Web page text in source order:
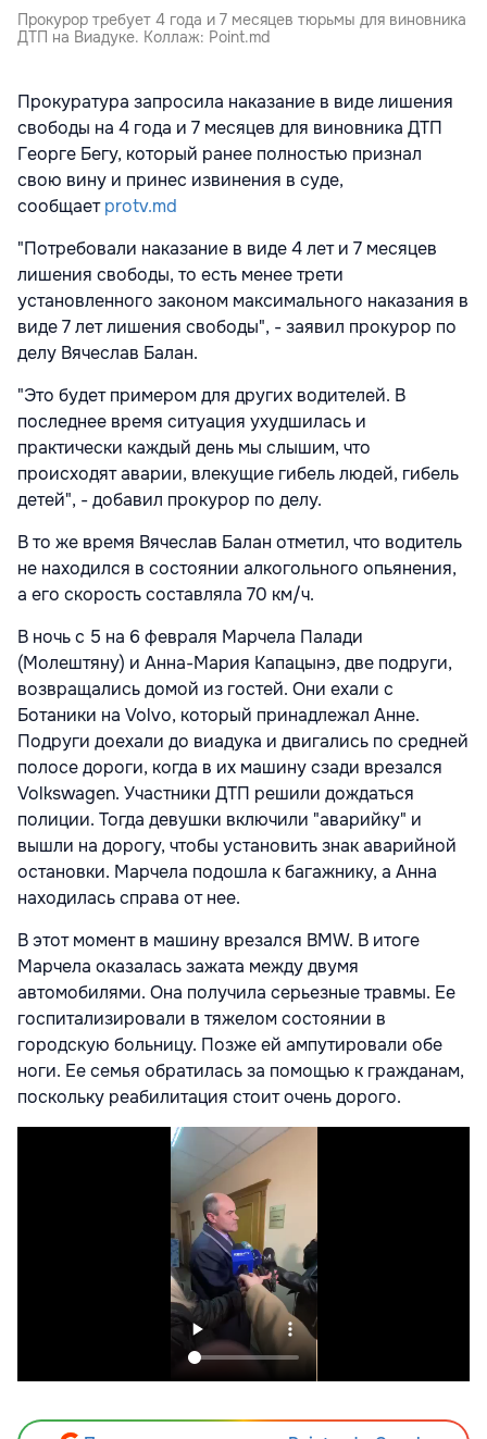
Прокурор требует 4 года и 7 месяцев тюрьмы для виновника
ДТП на Виадуке. Коллаж: Point.md
Прокуратура запросила наказание в виде лишения
свободы на 4 года и 7 месяцев для виновника ДТП
Георге Бегу, который ранее полностью признал
свою вину и принес извинения в суде,
сообщаетprotv.md
"Потребовали наказание в виде 4 лет и 7 месяцев
лишения свободы, то есть менее трети
установленного законом максимального наказания в
виде 7 лет лишения свободы", - заявил прокурор по
делу Вячеслав Балан.
"Это будет примером для других водителей. В
последнее время ситуация ухудшилась и
практически каждый день мы слышим, что
происходят аварии, влекущие гибель людей, гибель
детей", - добавил прокурор по делу.
В то же время Вячеслав Балан отметил, что водитель
не находился в состоянии алкогольного опьянения,
а его скорость составляла 70 км/ч.
В ночь с 5 на 6 февраля Марчела Палади
(Молештяну) и Анна-Мария Капацынэ, две подруги,
возвращались домой из гостей. Они ехали с
Ботаники на Volvo, который принадлежал Анне.
Подруги доехали до виадука и двигались по средней
полосе дороги, когда в их машину сзади врезался
Volkswagen. Участники ДТП решили дождаться
полиции. Тогда девушки включили "аварийку" и
вышли на дорогу, чтобы установить знак аварийной
остановки. Марчела подошла к багажнику, а Анна
находилась справа от нее.
В этот момент в машину врезался BMW. В итоге
Марчела оказалась зажата между двумя
автомобилями. Она получила серьезные травмы. Ее
госпитализировали в тяжелом состоянии в
городскую больницу. Позже ей ампутировали обе
ноги. Ее семья обратилась за помощью к гражданам,
поскольку реабилитация стоит очень дорого.